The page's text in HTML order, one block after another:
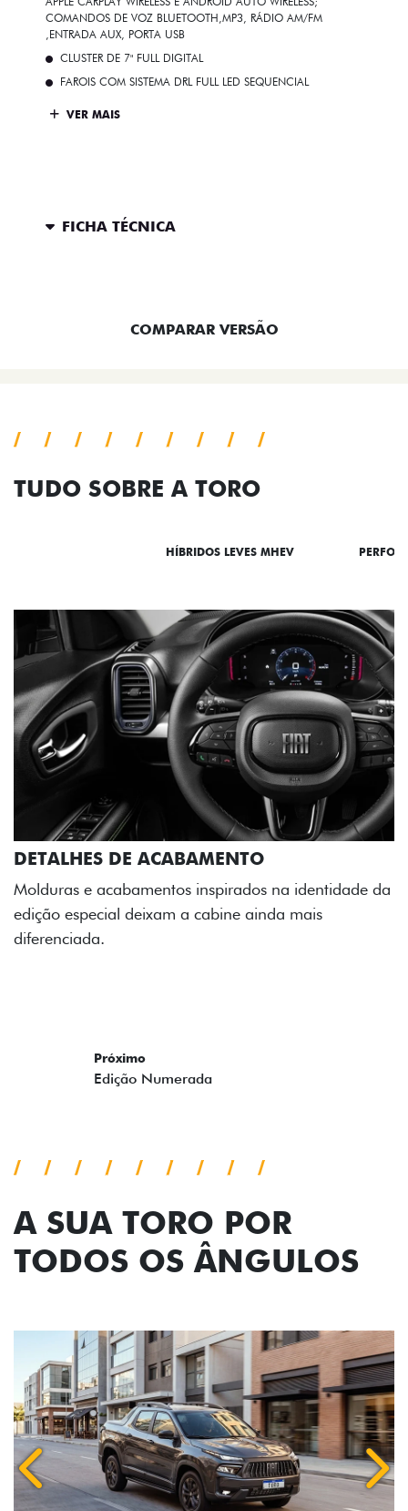
COMANDOS DE VOZ BLUETOOTH,MP3, RÁDIO AM/FM
,ENTRADA AUX, PORTA USB
CLUSTER DE 7" FULL DIGITAL
FAROIS COM SISTEMA DRL FULL LED SEQUENCIAL
VER MAIS
FICHA TÉCNICA
COMPARAR VERSÃO
TUDO SOBRE A TORO
HÍBRIDOS LEVES MHEV
DETALHES DE ACABAMENTO
Molduras e acabamentos inspirados na identidade da
edição especial deixam a cabine ainda mais
diferenciada.
Próximo
Edição Numerada
A SUA TORO POR
TODOS OS ÂNGULOS
Anterior